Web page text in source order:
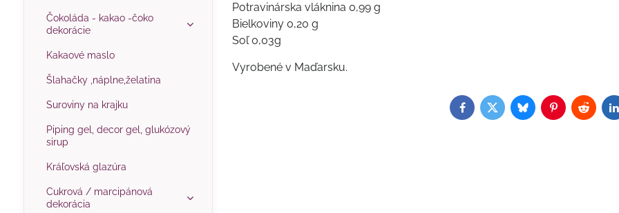
Potravinárska vláknina 0,99 g
Bielkoviny 0,20 g
Soľ 0,03g
Vyrobené v Maďarsku.
Facebook
TwitterBlueskyPinterestReddit
Čokoláda - kakao -čoko
dekorácie
Kakaové maslo
Šlahačky ,náplne,želatina
Suroviny na krajku
Piping gel, decor gel, glukózový
sirup
Kráľovská glazúra
Cukrová / marcipánová
dekorácia